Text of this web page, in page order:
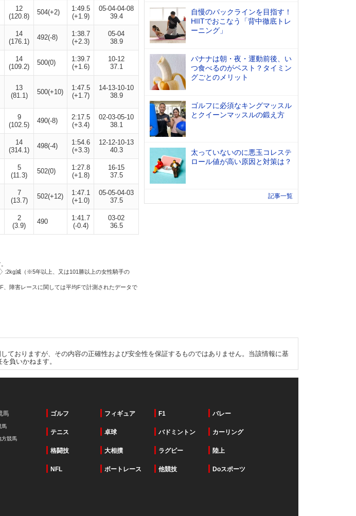
12
(120.8)
504(+2)
1:49.5
(+1.9)
05-04-04-08
39.4
14
(176.1)
492(-8)
1:38.7
(+2.3)
05-04
38.9
14
(109.2)
500(0)
1:39.7
(+1.6)
10-12
37.1
13
(81.1)
500(+10)
1:47.5
(+1.7)
14-13-10-10
38.9
9
(102.5)
490(-8)
2:17.5
(+3.4)
02-03-05-10
38.1
14
(314.1)
498(-4)
1:54.6
(+3.3)
12-12-10-13
40.3
5
(11.3)
502(0)
1:27.8
(+1.8)
16-15
37.5
7
(13.7)
502(+12)
1:47.1
(+1.0)
05-05-04-03
37.5
2
(3.9)
490
1:41.7
(-0.4)
03-02
36.5
:2kg減（※5年以上、又は101勝以上の女性騎手の
障害レースに関しては平均Fで計測されたデータで
自慢のバックラインを目指す！
HIITでおこなう「背中徹底トレ
ーニング」
バナナは朝・夜・運動前後、い
つ食べるのがベスト？タイミン
グごとのメリット
ゴルフに必須なキングマッスル
とクイーンマッスルの鍛え方
太っていないのに悪玉コレステ
ロール値が高い原因と対策は？
記事一覧
おりますが、その内容の正確性および安全性を保証するものではありません。当該情報に基
負いかねます。
馬
馬
方競馬
ゴルフ フィギュア F1 バレー
テニス 卓球 バドミントン カーリング
格闘技 大相撲 ラグビー 陸上
NFL ボートレース 他競技 Doスポーツ